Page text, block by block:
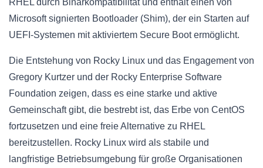
Microsoft signierten Bootloader (Shim), der ein Starten auf
UEFI-Systemen mit aktiviertem Secure Boot ermöglicht.
Die Entstehung von Rocky Linux und das Engagement von
Gregory Kurtzer und der Rocky Enterprise Software
Foundation zeigen, dass es eine starke und aktive
Gemeinschaft gibt, die bestrebt ist, das Erbe von CentOS
fortzusetzen und eine freie Alternative zu RHEL
bereitzustellen. Rocky Linux wird als stabile und
langfristige Betriebsumgebung für große Organisationen